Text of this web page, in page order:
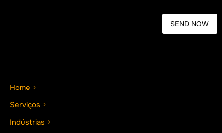
Home
Serviços
Indústrias